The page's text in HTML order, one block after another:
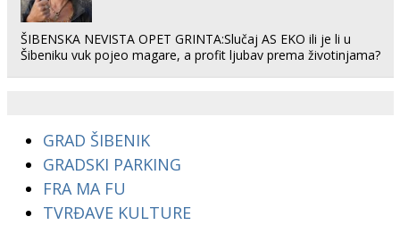
ŠIBENSKA NEVISTA OPET GRINTA:Slučaj AS EKO ili je li u
Šibeniku vuk pojeo magare, a profit ljubav prema životinjama?
GRAD ŠIBENIK
GRADSKI PARKING
FRA MA FU
TVRĐAVE KULTURE